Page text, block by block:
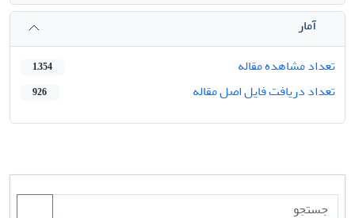
آمار
تعداد مشاهده مقاله
1,354
تعداد دریافت فایل اصل مقاله 926